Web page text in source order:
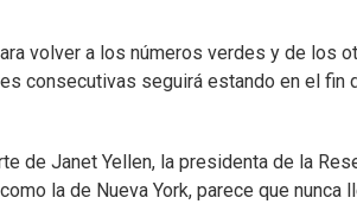
volver a los números verdes y de los
consecutivas seguirá estando en el fin
de Janet Yellen, la presidenta de la
la de Nueva York, parece que nunca